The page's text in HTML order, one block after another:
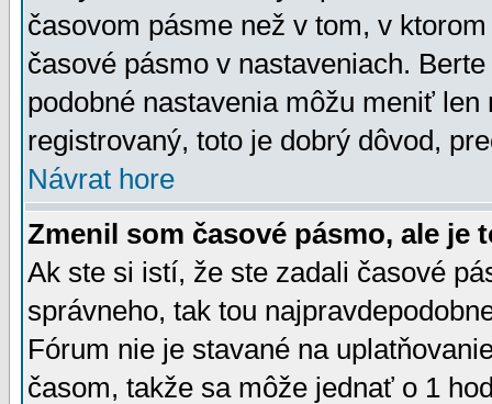
časovom pásme než v tom, v
časové pásmo v nastaveniach.
podobné nastavenia môžu meniť
registrovaný, toto je dobrý dôvod,
Návrat hore
Zmenil som časové pásmo, ale je
Ak ste si istí, že ste zadali časové
správneho, tak tou
Fórum nie je stavané na
časom, takže sa môže jednať o 1